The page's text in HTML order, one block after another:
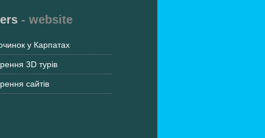
- website
у Карпатах
3D турів
сайтів